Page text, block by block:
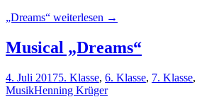
„Dreams“ weiterlesen →
Musical „Dreams“
4. Juli 20175. Klasse, 6. Klasse, 7. Klasse,
MusikHenning Krüger